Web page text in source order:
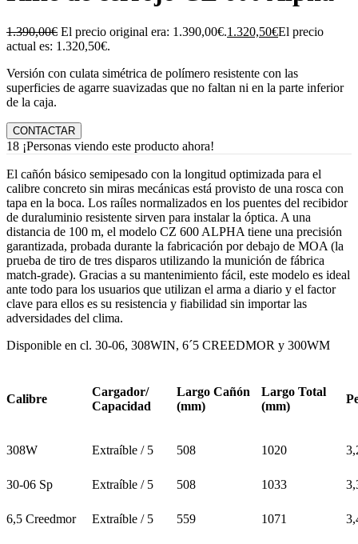
1.390,00€ El precio original era: 1.390,00€.1.320,50€El precio
actual es: 1.320,50€.
Versión con culata simétrica de polímero resistente con las
superficies de agarre suavizadas que no faltan ni en la parte inferior
de la caja.
CONTACTAR
18 ¡Personas viendo este producto ahora!
El cañón básico semipesado con la longitud optimizada para el
calibre concreto sin miras mecánicas está provisto de una rosca con
tapa en la boca. Los raíles normalizados en los puentes del recibidor
de duraluminio resistente sirven para instalar la óptica. A una
distancia de 100 m, el modelo CZ 600 ALPHA tiene una precisión
garantizada, probada durante la fabricación por debajo de MOA (la
prueba de tiro de tres disparos utilizando la munición de fábrica
match-grade). Gracias a su mantenimiento fácil, este modelo es ideal
ante todo para los usuarios que utilizan el arma a diario y el factor
clave para ellos es su resistencia y fiabilidad sin importar las
adversidades del clima.
Disponible en cl. 30-06, 308WIN, 6´5 CREEDMOR y 300WM
Calibre
Cargador/
Capacidad
Largo Cañón
(mm)
Largo Total
(mm)
308W Extraíble / 5 508 1020
30-06 Sp Extraíble / 5 508 1033
6,5 Creedmor Extraíble / 5 559 1071